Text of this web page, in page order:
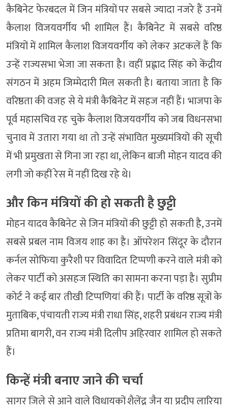
कैबिनेट फेरबदल में जिन मंत्रियों पर सबसे ज्यादा नजरे हैं उनमें
कैलाश विजयवर्गीय भी शामिल हैं। कैबिनेट में सबसे वरिष्ठ
मंत्रियों में शामिल कैलाश विजयवर्गीय को लेकर अटकलें हैं कि
उन्हें राज्यसभा भेजा जा सकता है। वहीं प्रह्लाद सिंह को केंद्रीय
संगठन में अहम जिम्मेदारी मिल सकती है। बताया जाता है कि
वरिष्ठता की वजह से ये मंत्री कैबिनेट में सहज नहीं हैं। भाजपा के
पूर्व महासचिव रह चुके कैलाश विजयवर्गीय को जब विधनसभा
चुनाव में उतारा गया था तो उन्हें संभावित मुख्यमंत्रियों की सूची
में भी प्रमुखता से गिना जा रहा था, लेकिन बाजी मोहन यादव की
लगी जो कहीं रेस में नहीं दिख रहे थे।
और किन मंत्रियों की हो सकती है छुट्टी
मोहन यादव कैबिनेट से जिन मंत्रियों की छुट्टी हो सकती है, उनमें
सबसे प्रबल नाम विजय शाह का है। ऑपरेशन सिंदूर के दौरान
कर्नल सोफिया कुरैशी पर विवादित टिप्पणी करने वाले मंत्री को
लेकर पार्टी को असहज स्थिति का सामना करना पड़ा है। सुप्रीम
कोर्ट ने कई बार तीखी टिप्पणियां की हैं। पार्टी के वरिष्ठ सूत्रों के
मुताबिक, पंचायती राज्य मंत्री राधा सिंह, शहरी प्रबंधन राज्य मंत्री
प्रतिमा बागरी, वन राज्य मंत्री दिलीप अहिरवार शामिल हो सकते
हैं।
किन्हें मंत्री बनाए जाने की चर्चा
सागर जिले से आने वाले विधायकों शैलेंद्र जैन या प्रदीप लारिया